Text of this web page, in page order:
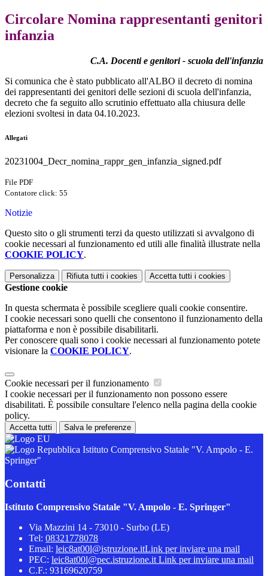
Circolare Nomina rappresentanti genitori
infanzia
C.A. Docenti e genitori - scuola dell'infanzia
Si comunica che è stato pubblicato all'ALBO il decreto di nomina
dei rappresentanti dei genitori delle sezioni di scuola dell'infanzia,
decreto che fa seguito allo scrutinio effettuato alla chiusura delle
elezioni svoltesi in data 04.10.2023.
Allegati
20231004_Decr_nomina_rappr_gen_infanzia_signed.pdf
File PDF
Contatore click: 55
Notizie
Questo sito o gli strumenti terzi da questo utilizzati si avvalgono di
cookie necessari al funzionamento ed utili alle finalità illustrate nella
COOKIE POLICY.
Personalizza Rifiuta tutti i cookies Accetta tutti i cookies
Gestione cookie
In questa schermata è possibile scegliere quali cookie consentire.
I cookie necessari sono quelli che consentono il funzionamento della
piattaforma e non è possibile disabilitarli.
Per conoscere quali sono i cookie necessari al funzionamento potete
visionare la COOKIE POLICY.
Cookie necessari per il funzionamento
I cookie necessari per il funzionamento non possono essere
disabilitati. È possibile consultare l'elenco nella pagina della cookie
policy.
Accetta tutti Salva le preferenze
Istituto Comprensivo Statale "V. Ampolo - E.
Springer"
Contatti
Istituto Comprensivo Statale "V. Ampolo - E. Springer"
Via Mazzini 14 - 73010 - Surbo (LE)
Tel: 08321778078
Email: leic8at00l@istruzione.itLink per inviare una mail
PEC: leic8at00l@pec.istruzione.it Link per inviare una mail
C.F.: 93169620759